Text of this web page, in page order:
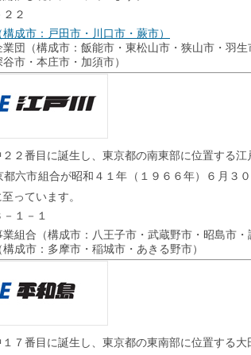
２
成市：戸田市・川口市・蕨市）
団（構成市：飯能市・東松山市・狭山市・羽
市・本庄市・加須市）
２番目に誕生し、東京都の南東部に位置する江
六市組合が昭和４１年（１９６６年）６月３
っています。
１－１
組合（構成市：八王子市・武蔵野市・昭島市・
成市：多摩市・稲城市・あきる野市）
７番目に誕生し、東京都の東南部に位置する大